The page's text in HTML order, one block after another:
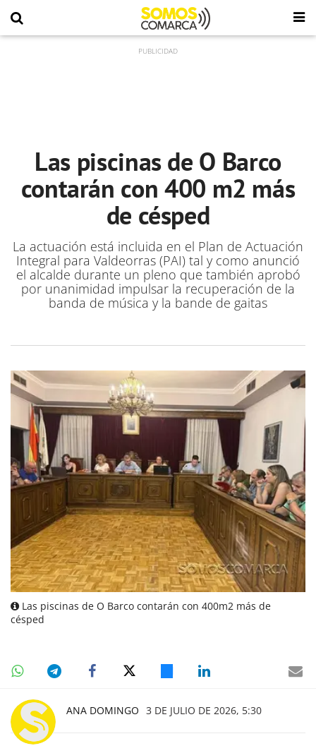
Las piscinas de O Barco
contarán con 400 m2 más
de césped
La actuación está incluida en el Plan de Actuación
Integral para Valdeorras (PAI) tal y como anunció
el alcalde durante un pleno que también aprobó
por unanimidad impulsar la recuperación de la
banda de música y la bande de gaitas
Las piscinas de O Barco contarán con 400m2 más de
césped
ANA DOMINGO 3 DE JULIO DE 2026, 5:30